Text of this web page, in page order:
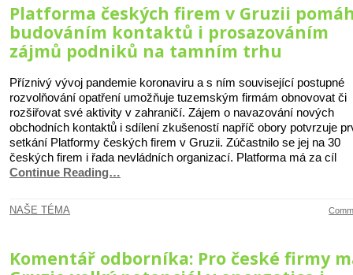
Platforma českých firem v Gruzii
budováním kontaktů i prosazováním
zájmů podniků na tamním trhu
Příznivý vývoj pandemie koronaviru a s ním související postupné
rozvolňování opatření umožňuje tuzemským firmám obnovovat či
rozšiřovat své aktivity v zahraničí. Zájem o navazování nových
obchodních kontaktů i sdílení zkušeností napříč obory potvrzuje
setkání Platformy českých firem v Gruzii. Zúčastnilo se jej na 30
českých firem i řada nevládních organizací. Platforma má za cíl
Continue Reading…
NAŠE TÉMA
Komentář odborníka: Pro české firmy